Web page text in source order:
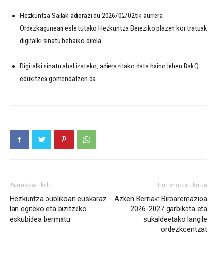
Hezkuntza Sailak adierazi du 2026/02/02tik aurrera
Ordezkagunean esleitutako Hezkuntza Bereziko plazen kontratuak
digitalki sinatu beharko direla.
Digitalki sinatu ahal izateko, adierazitako data baino lehen BakQ
edukitzea gomendatzen da.
Aurreko artikulu
Hezkuntza publikoan euskaraz
lan egiteko eta bizitzeko
eskubidea bermatu
Hurrengo artikulua
Azken Berriak: Birbaremazioa
2026-2027 garbiketa eta
sukaldeetako langile
ordezkoentzat